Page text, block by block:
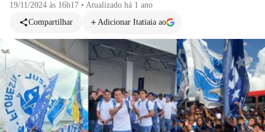
19/11/2024 às 16h17 • Atualizado há 1 ano
Compartilhar
Adicionar Itatiaia ao